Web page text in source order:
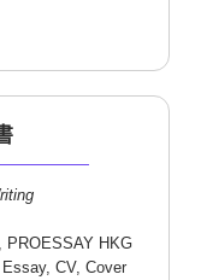
PROESSAY HKG
CV, Cover